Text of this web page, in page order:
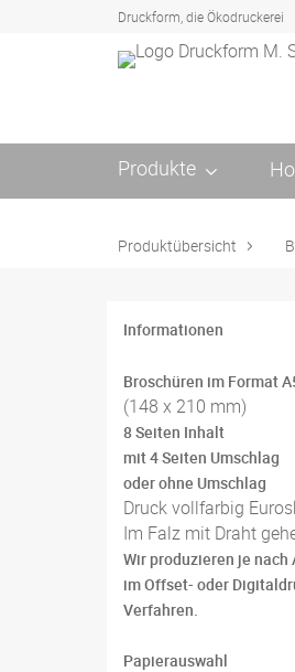
Druckform, die Ökodruckerei
Produkte
Produktübersicht
Informationen
Broschüren im Format
(148 x 210 mm)
8 Seiten Inhalt
mit 4 Seiten Umschlag
oder ohne Umschlag
Druck vollfarbig
Im Falz mit Draht
Wir produzieren je nach
im Offset- oder
Verfahren.
Papierauswahl